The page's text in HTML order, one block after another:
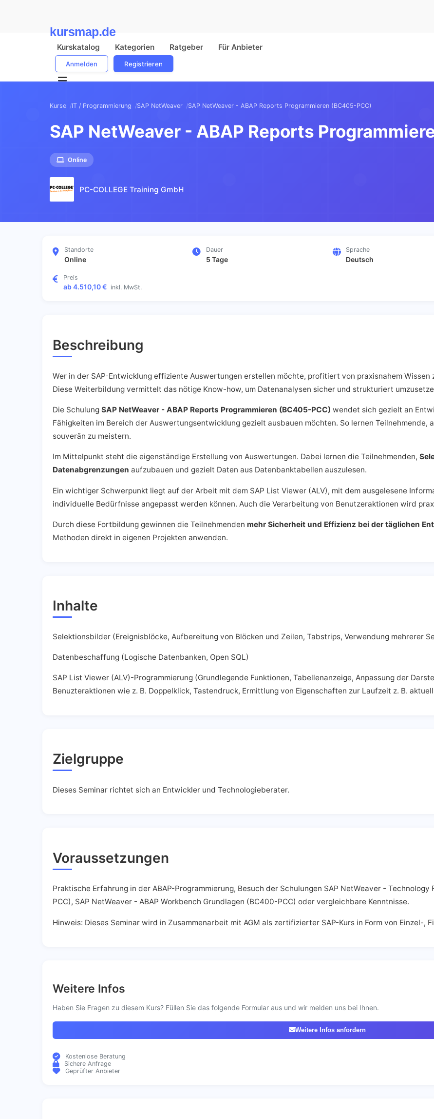
kursmap.de
Kurskatalog Kategorien Ratgeber Für Anbieter
Anmelden Registrieren
Kurse IT / Programmierung SAP NetWeaver SAP NetWeaver - ABAP Reports Programmieren (BC405-PCC)
SAP NetWeaver - ABAP Reports
Online
PC-COLLEGE Training GmbH
Standorte
Online
Dauer
5 Tage
Sprache
Deutsch
Preis
ab 4.510,10 € inkl. MwSt.
Beschreibung
Wer in der SAP-Entwicklung effiziente Auswertungen erstellen möchte, profitiert von praxisnahem
Diese Weiterbildung vermittelt das nötige Know-how, um Datenanalysen sicher und strukturiert
Die Schulung SAP NetWeaver - ABAP Reports Programmieren (BC405-PCC) wendet sich gezielt an
Fähigkeiten im Bereich der Auswertungsentwicklung gezielt ausbauen möchten. So lernen
souverän zu meistern.
Im Mittelpunkt steht die eigenständige Erstellung von Auswertungen. Dabei lernen die Teilnehmenden,
Datenabgrenzungen aufzubauen und gezielt Daten aus Datenbanktabellen auszulesen.
Ein wichtiger Schwerpunkt liegt auf der Arbeit mit dem SAP List Viewer (ALV), mit dem ausgelesene
individuelle Bedürfnisse angepasst werden können. Auch die Verarbeitung von Benutzeraktionen wird
Durch diese Fortbildung gewinnen die Teilnehmenden mehr Sicherheit und Effizienz bei der täglichen
Methoden direkt in eigenen Projekten anwenden.
Inhalte
Selektionsbilder (Ereignisblöcke, Aufbereitung von Blöcken und Zeilen, Tabstrips, Verwendung mehrerer
Datenbeschaffung (Logische Datenbanken, Open SQL)
SAP List Viewer (ALV)-Programmierung (Grundlegende Funktionen, Tabellenanzeige, Anpassung der
Benuzteraktionen wie z. B. Doppelklick, Tastendruck, Ermittlung von Eigenschaften zur Laufzeit z. B.
Zielgruppe
Dieses Seminar richtet sich an Entwickler und Technologieberater.
Voraussetzungen
Praktische Erfahrung in der ABAP-Programmierung, Besuch der Schulungen SAP NetWeaver - Technology
PCC), SAP NetWeaver - ABAP Workbench Grundlagen (BC400-PCC) oder vergleichbare Kenntnisse.
Hinweis: Dieses Seminar wird in Zusammenarbeit mit AGM als zertifizierter SAP-Kurs in Form von Einzel-,
Weitere Infos
Haben Sie Fragen zu diesem Kurs? Füllen Sie das folgende Formular aus und wir melden uns bei Ihnen.
Weitere Infos anfordern
Kostenlose Beratung
Sichere Anfrage
Geprüfter Anbieter